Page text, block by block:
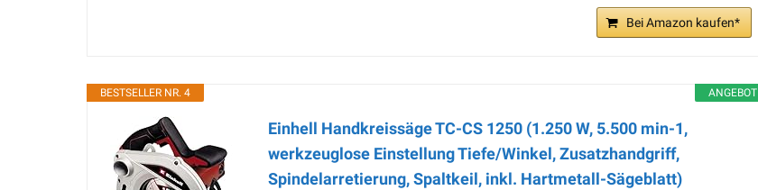
Bei Amazon kaufen*
ANGEBOT
BESTSELLER NR. 4
Einhell Handkreissäge TC-CS 1250 (1.250 W, 5.500 min-1,
werkzeuglose Einstellung Tiefe/Winkel, Zusatzhandgriff,
Spindelarretierung, Spaltkeil, inkl. Hartmetall-Sägeblatt)